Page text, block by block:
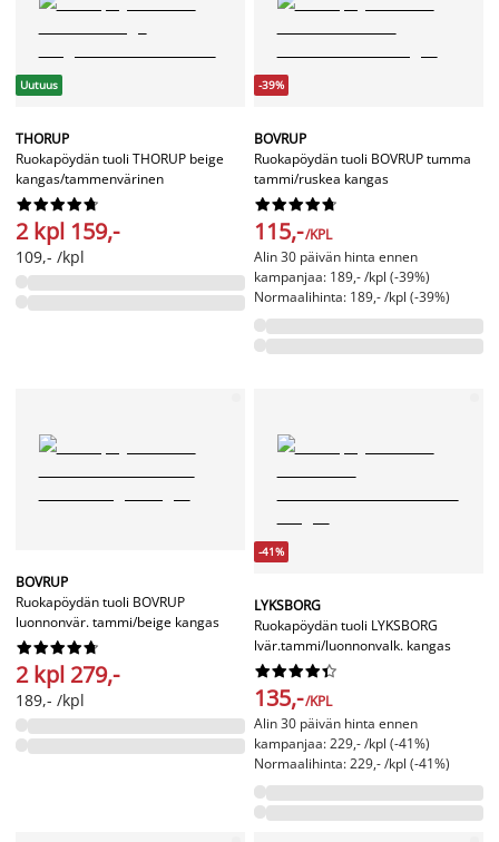
Uutuus
THORUP
Ruokapöydän tuoli THORUP beige
kangas/tammenvärinen






2 kpl 159,-
109,- /kpl
-39%
BOVRUP
Ruokapöydän tuoli BOVRUP tumma
tammi/ruskea kangas






115,-/KPL
Alin 30 päivän hinta ennen
kampanjaa: 189,- /kpl (-39%)
Normaalihinta: 189,- /kpl (-39%)
BOVRUP
Ruokapöydän tuoli BOVRUP
luonnonvär. tammi/beige kangas






2 kpl 279,-
189,- /kpl
-41%
LYKSBORG
Ruokapöydän tuoli LYKSBORG
lvär.tammi/luonnonvalk. kangas






135,-/KPL
Alin 30 päivän hinta ennen
kampanjaa: 229,- /kpl (-41%)
Normaalihinta: 229,- /kpl (-41%)